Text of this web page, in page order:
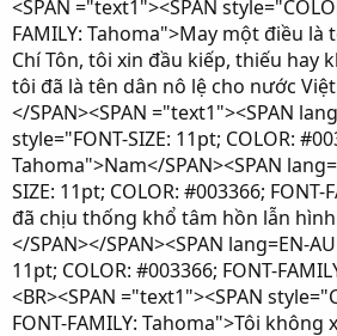
<SPAN ="text1"><SPAN
FAMILY: Tahoma">May một điều
Chí Tôn, tôi xin đầu kiếp, thiếu hay
tôi đã là tên dân nô lệ cho nước Việt
</SPAN><SPAN ="text1"><SPAN
style="FONT-SIZE: 11pt; COLOR:
Tahoma">Nam</SPAN><SPAN
SIZE: 11pt; COLOR: #003366; FONT-
đã chịu thống khổ tâm hồn lẫn
</SPAN></SPAN><SPAN lang=EN-
11pt; COLOR: #003366; FONT-
<BR><SPAN ="text1"><SPAN
FONT-FAMILY: Tahoma">Tôi